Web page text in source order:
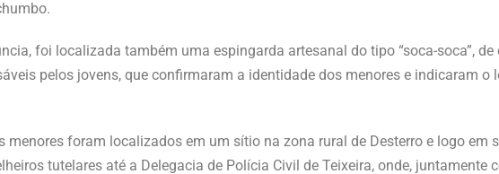
foi localizada também uma espingarda artesanal do tipo “soca-soca”,
pelos jovens, que confirmaram a identidade dos menores e indicaram o
menores foram localizados em um sítio na zona rural de Desterro e logo em
tutelares até a Delegacia de Polícia Civil de Teixeira, onde, juntamente